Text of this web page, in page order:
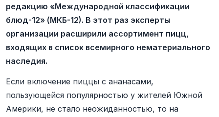
редакцию «Международной классификации
блюд-12» (МКБ-12). В этот раз эксперты
организации расширили ассортимент пицц,
входящих в список всемирного нематериального
наследия.
Если включение пиццы с ананасами,
пользующейся популярностью у жителей Южной
Америки, не стало неожиданностью, то на